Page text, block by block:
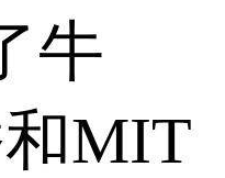
牛
MIT